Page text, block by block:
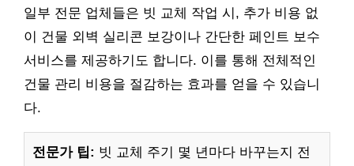
일부 전문 업체들은 빗 교체 작업 시, 추가 비용 없
이 건물 외벽 실리콘 보강이나 간단한 페인트 보수
서비스를 제공하기도 합니다. 이를 통해 전체적인
건물 관리 비용을 절감하는 효과를 얻을 수 있습니
다.
전문가 팁: 빗 교체 주기 몇 년마다 바꾸는지 전